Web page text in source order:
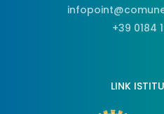
+39 0184
LINK